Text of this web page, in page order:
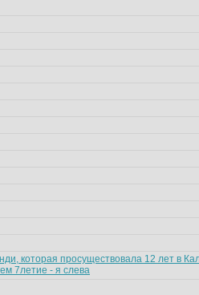
которая просуществовала 12 лет в
7летие - я слева